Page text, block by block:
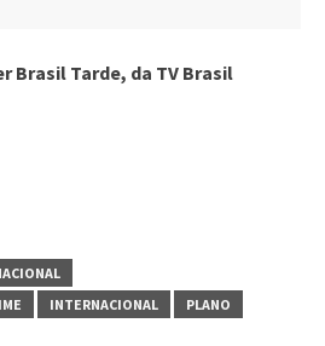
Brasil Tarde, da TV Brasil
INTERNACIONAL
PLANO